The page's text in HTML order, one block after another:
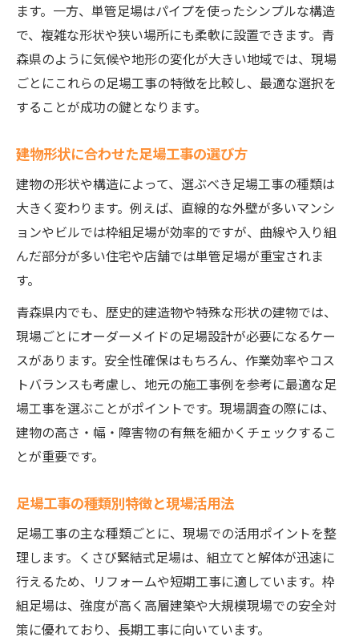
ます。一方、単管足場はパイプを使ったシンプルな構造
で、複雑な形状や狭い場所にも柔軟に設置できます。青
森県のように気候や地形の変化が大きい地域では、現場
ごとにこれらの足場工事の特徴を比較し、最適な選択を
することが成功の鍵となります。
建物形状に合わせた足場工事の選び方
建物の形状や構造によって、選ぶべき足場工事の種類は
大きく変わります。例えば、直線的な外壁が多いマンシ
ョンやビルでは枠組足場が効率的ですが、曲線や入り組
んだ部分が多い住宅や店舗では単管足場が重宝されま
す。
青森県内でも、歴史的建造物や特殊な形状の建物では、
現場ごとにオーダーメイドの足場設計が必要になるケー
スがあります。安全性確保はもちろん、作業効率やコス
トバランスも考慮し、地元の施工事例を参考に最適な足
場工事を選ぶことがポイントです。現場調査の際には、
建物の高さ・幅・障害物の有無を細かくチェックするこ
とが重要です。
足場工事の種類別特徴と現場活用法
足場工事の主な種類ごとに、現場での活用ポイントを整
理します。くさび緊結式足場は、組立てと解体が迅速に
行えるため、リフォームや短期工事に適しています。枠
組足場は、強度が高く高層建築や大規模現場での安全対
策に優れており、長期工事に向いています。